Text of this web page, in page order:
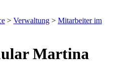
> Verwaltung > Mitarbeiter im
Martina